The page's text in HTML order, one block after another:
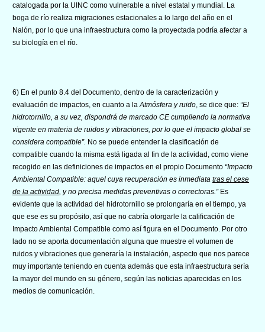
catalogada por la UINC como vulnerable a nivel estatal y mundial. La
boga de río realiza migraciones estacionales a lo largo del año en el
Nalón, por lo que una infraestructura como la proyectada podría afectar a
su biología en el río.
6) En el punto 8.4 del Documento, dentro de la caracterización y
evaluación de impactos, en cuanto a la Atmósfera y ruido , se dice que: “El
hidrotornillo, a su vez, dispondrá de marcado CE cumpliendo la normativa
vigente en materia de ruidos y vibraciones, por lo que el impacto global se
considera compatible”. No se puede entender la clasificación de
compatible cuando la misma está ligada al fin de la actividad, como viene
recogido en las definiciones de impactos en el propio Documento “Impacto
Ambiental Compatible: aquel cuya recuperación es inmediata tras el cese
de la actividad , y no precisa medidas preventivas o correctoras.”Es
evidente que la actividad del hidrotornillo se prolongaría en el tiempo, ya
que ese es su propósito, así que no cabría otorgarle la calificación de
Impacto Ambiental Compatible como así figura en el Documento. Por otro
lado no se aporta documentación alguna que muestre el volumen de
ruidos y vibraciones que generaría la instalación, aspecto que nos parece
muy importante teniendo en cuenta además que esta infraestructura sería
la mayor del mundo en su género, según las noticias aparecidas en los
medios de comunicación.